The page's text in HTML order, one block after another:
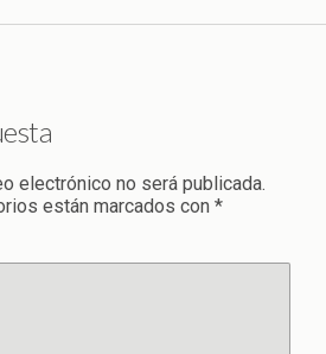
electrónico no será publicada.
están marcados con *